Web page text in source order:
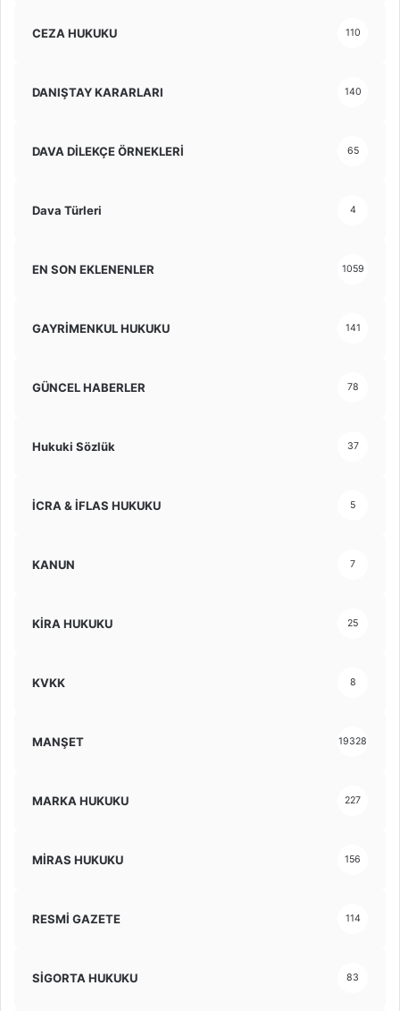
CEZA HUKUKU 110
DANIŞTAY KARARLARI 140
DAVA DİLEKÇE ÖRNEKLERİ 65
Dava Türleri 4
EN SON EKLENENLER 1059
GAYRİMENKUL HUKUKU 141
GÜNCEL HABERLER 78
Hukuki Sözlük 37
İCRA & İFLAS HUKUKU 5
KANUN 7
KİRA HUKUKU 25
KVKK 8
MANŞET 19328
MARKA HUKUKU 227
MİRAS HUKUKU 156
RESMİ GAZETE 114
SİGORTA HUKUKU 83